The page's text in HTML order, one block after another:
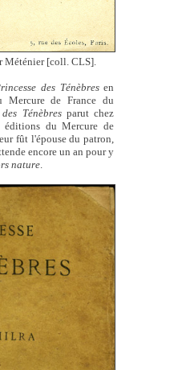
Méténier [coll. CLS].
des Ténèbresen
Mercure de France du
Ténèbresparut chez
du Mercure de
fût l'épouse du patron,
encore un an pour y
nature.